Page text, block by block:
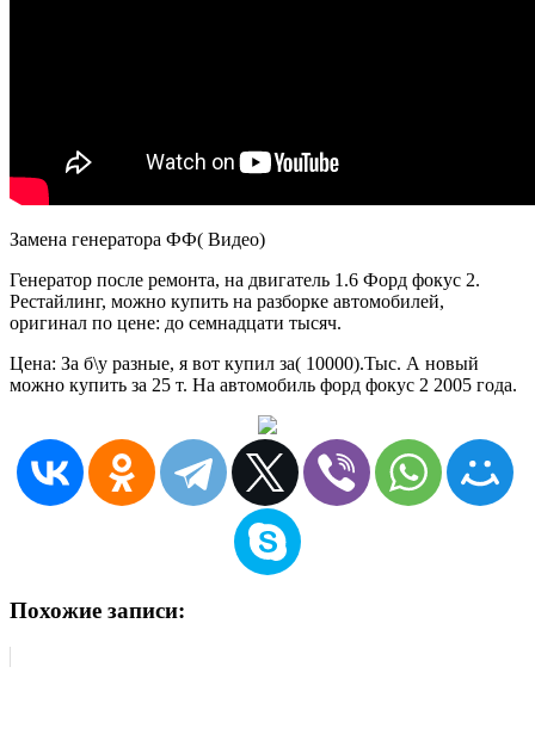
Замена генератора ФФ( Видео)
Генератор после ремонта, на двигатель 1.6 Форд фокус 2.
Рестайлинг, можно купить на разборке автомобилей,
оригинал по цене: до семнадцати тысяч.
Цена: За б\у разные, я вот купил за( 10000).Тыс. А новый
можно купить за 25 т. На автомобиль форд фокус 2 2005 года.
Похожие записи: